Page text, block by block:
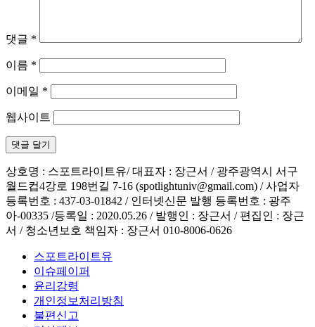
댓글 *
이름 *
이메일 *
웹사이트
상호명 : 스포트라이트유/ 대표자 : 장근서 / 광주광역시 서구
월드컵4강로 198번길 7-16 (spotlightuniv@gmail.com) / 사업자
등록번호 : 437-03-01842 / 인터넷신문 발행 등록번호 : 광주
아-00335 /등록일 : 2020.05.26 / 발행인 : 장근서 / 편집인 : 장근
서 / 청소년보호 책임자 : 장근서 010-8006-0626
스포트라이트유
이슈페이퍼
윤리강령
개인정보처리방침
불편신고